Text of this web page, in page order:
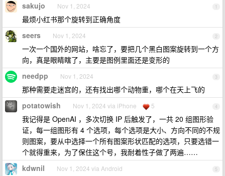
1
sakujo Nov 1, 2024
最烦小红书那个旋转到正确角度
2
seers Nov 1, 2024
一次一个国外的网站，啥忘了，要把几个黑白图案旋转到一个方
向，真是眼睛瞎了，主要是图例里面还是变形的
3
needpp Nov 1, 2024
那种需要走迷宫的，还有找出哪个动物重，哪个在天上飞的
4
potatowish Nov 1, 2024 via iPhone 5
我记得是 OpenAI ，多次切换 IP 后触发了，一共 20 组图形验
证，每一组图形有 4 个选项，每个选项是大小、方向不同的不规
则图案，要从中选择一个所有图案形状匹配的选项，只要选错一
个就得重来，为了保住这个号，我耐着性子做了两遍……
5
kdwnil Nov 1, 2024 via Android